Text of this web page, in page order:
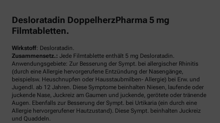
Desloratadin DoppelherzPharma 5 mg
Filmtabletten.
Wirkstoff: Desloratadin.
Zusammensetz.: Jede Filmtablette enthält 5 mg Desloratadin.
Anwendungsgebiete: Zur Besserung der Sympt. bei allergischer Rhinitis
(durch eine Allergie hervorgerufene Entzündung der Nasengänge,
beispielsw. Heuschnupfen oder Hausstaubmilben- Allergie) bei Erw. und
Jugendl. ab 12 Jahren. Diese Symptome beinhalten Niesen, laufende oder
juckende Nase, Juckreiz am Gaumen und juckende, gerötete oder tränende
Augen. Ebenfalls zur Besserung der Sympt. bei Urtikaria (ein durch eine
Allergie hervorgerufener Hautzustand). Diese Sympt. beinhalten Juckreiz
und Quaddeln.